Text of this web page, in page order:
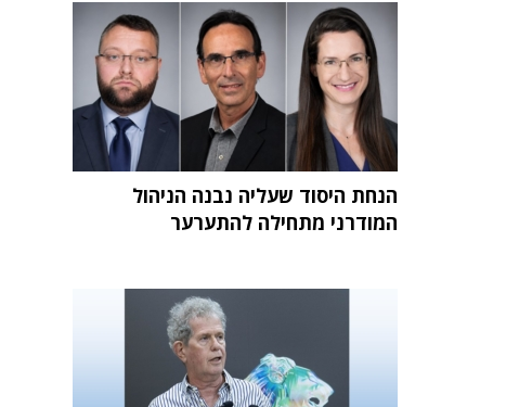
הנחת היסוד שעליה נבנה הניהול
המודרני מתחילה להתערער